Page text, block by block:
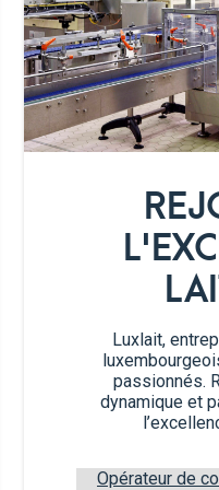
Luxlait,
passionnés.
dynamique et
Opérateur de
2 c.à.s. de
2 c.à.s. de
Enlevez les
Coupez les
tranches afin